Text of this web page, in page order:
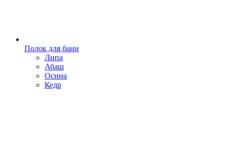
Полок для бани
Липа
Абаш
Осина
Кедр